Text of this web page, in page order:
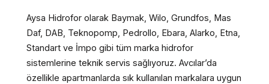
Aysa Hidrofor olarak Baymak, Wilo, Grundfos, Mas
Daf, DAB, Teknopomp, Pedrollo, Ebara, Alarko, Etna,
Standart ve İmpo gibi tüm marka hidrofor
sistemlerine teknik servis sağlıyoruz. Avcılar’da
özellikle apartmanlarda sık kullanılan markalara uygun